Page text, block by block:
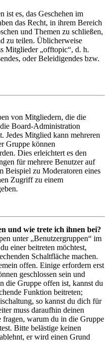
ist es, das Geschehen im
das Recht, in ihrem Bereich
und Themen zu schließen,
zu teilen. Üblicherweise
Mitglieder „offtopic“, d. h.
oder Beleidigendes bzw.
von Mitgliedern, die die
Board-Administration
Jedes Mitglied kann mehreren
Gruppe können
Dies erleichtert es den
für mehrere Benutzer auf
Beispiel zu Moderatoren eines
Zugriff zu einem
und wie trete ich ihnen bei?
unter „Benutzergruppen“ im
einer beitreten möchtest,
Schaltfläche machen.
offen. Einige erfordern erst
geschlossen sein und
die Gruppe offen ist, kannst du
Funktion beitreten;
so kannst du dich für
muss daraufhin deinen
warum du in die Gruppe
Bitte belästige keinen
er wird einen Grund